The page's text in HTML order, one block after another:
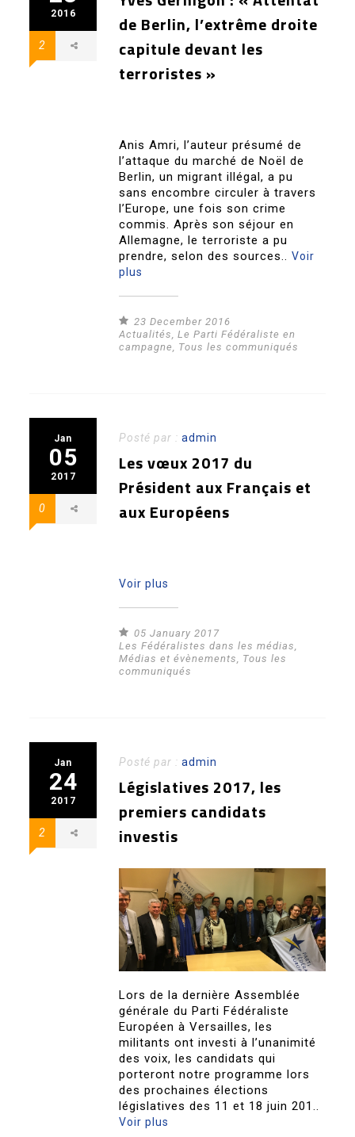
2016
2
de Berlin, l’extrême droite
capitule devant les
terroristes »
Anis Amri, l’auteur présumé de
l’attaque du marché de Noël de
Berlin, un migrant illégal, a pu
sans encombre circuler à travers
l’Europe, une fois son crime
commis. Après son séjour en
Allemagne, le terroriste a pu
prendre, selon des sources..Voir
plus
23 December 2016
Actualités ,Le Parti Fédéraliste en
campagne
Tous les communiqués
Jan
05
2017
0
Posté par :admin
Les vœux 2017 du
Président aux Français et
aux Européens
Voir plus
05 January 2017
Les Fédéralistes dans les médias
Médias et évènements
Tous les
communiqués
Jan
24
2017
2
Posté par :admin
Législatives 2017, les
premiers candidats
investis
Lors de la dernière Assemblée
générale du Parti Fédéraliste
Européen à Versailles, les
militants ont investi à l’unanimité
des voix, les candidats qui
porteront notre programme lors
des prochaines élections
législatives des 11 et 18 juin 201..
Voir plus